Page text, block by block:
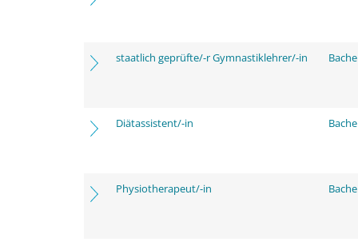
staatlich geprüfte/-r Gymnastiklehrer/-in
Diätassistent/-in
Physiotherapeut/-in